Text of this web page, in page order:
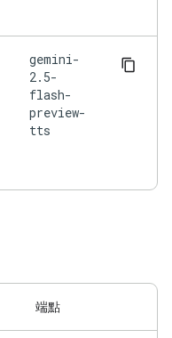
gemini-
2.5-
flash-
preview-
tts
端點